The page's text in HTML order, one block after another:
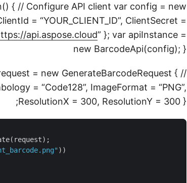
{ // Configure API client var config = new
= “YOUR_CLIENT_ID”, ClientSecret =
api.aspose.cloud” }; var apiInstance =
new BarcodeApi(config); }
= new GenerateBarcodeRequest {
= “Code128”, ImageFormat = “PNG”,
ResolutionX = 300, ResolutionY = 300 };